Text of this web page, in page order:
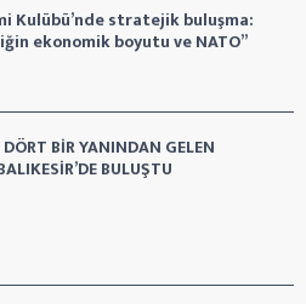
Kulübü’nde stratejik buluşma:
ekonomik boyutu ve NATO”
BİR YANINDAN GELEN
BULUŞTU